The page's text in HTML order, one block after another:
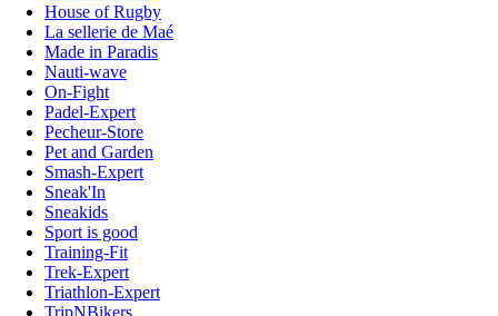
House of Rugby
La sellerie de Maé
Made in Paradis
Nauti-wave
On-Fight
Padel-Expert
Pecheur-Store
Pet and Garden
Smash-Expert
Sneak'In
Sneakids
Sport is good
Training-Fit
Trek-Expert
Triathlon-Expert